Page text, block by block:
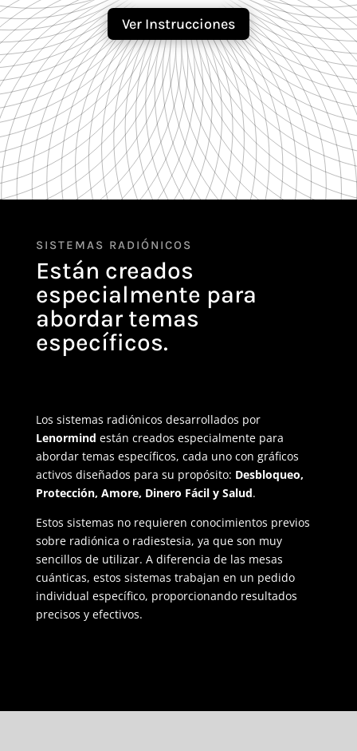
Ver Instrucciones
SISTEMAS RADIÓNICOS
Están creados
especialmente para
abordar temas
específicos.
Los sistemas radiónicos desarrollados por
Lenormind están creados especialmente para
abordar temas específicos, cada uno con gráficos
activos diseñados para su propósito: Desbloqueo,
Protección, Amore, Dinero Fácil y Salud.
Estos sistemas no requieren conocimientos previos
sobre radiónica o radiestesia, ya que son muy
sencillos de utilizar. A diferencia de las mesas
cuánticas, estos sistemas trabajan en un pedido
individual específico, proporcionando resultados
precisos y efectivos.